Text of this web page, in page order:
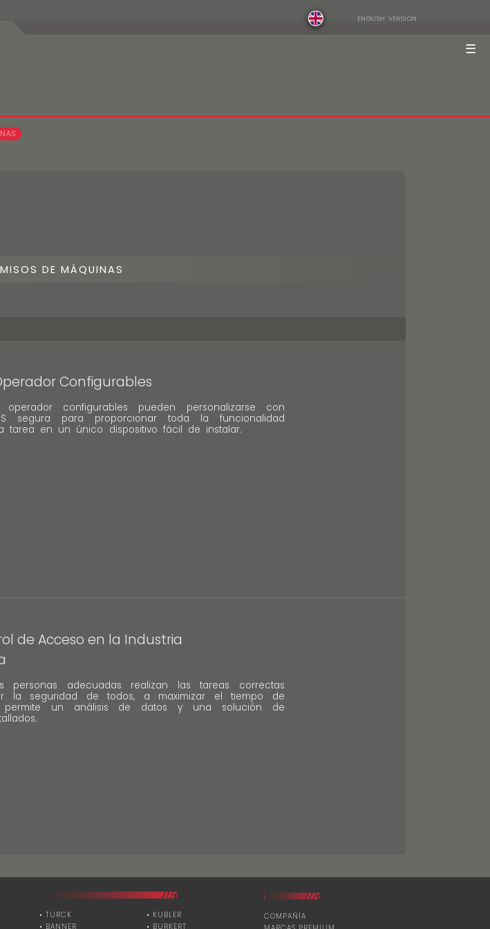
ENGLISH VERSION
☰
DE MÁQUINAS
Configurables
configurables pueden personalizarse con
segura para proporcionar toda la funcionalidad
tarea en un único dispositivo fácil de instalar.
de Acceso en la Industria
personas adecuadas realizan las tareas correctas
la seguridad de todos, a maximizar el tiempo de
permite un análisis de datos y una solución de
• TURCK
• BANNER
• KUBLER
• BURKERT
COMPAÑÍA